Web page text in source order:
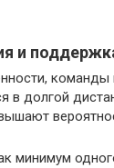
и
команды
в долгой
минимум